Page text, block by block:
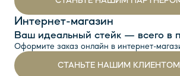
Интернет-магазин
Ваш идеальный стейк — всего в
Оформите заказ онлайн в интернет-
СТАНЬТЕ НАШИМ КЛИЕНТОМ